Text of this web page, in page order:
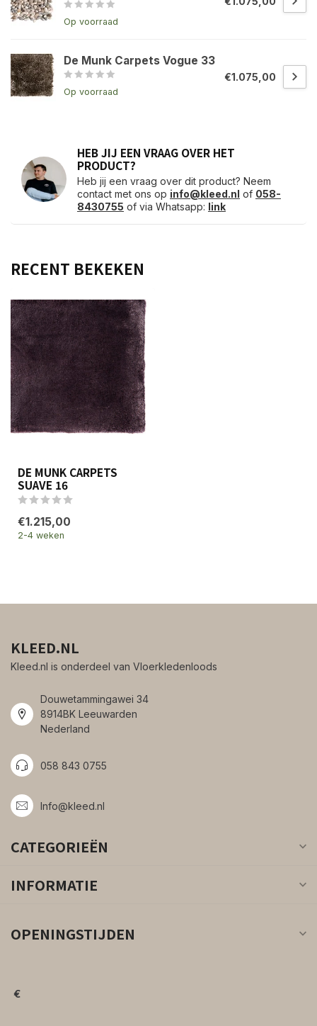
Op voorraad
De Munk Carpets Vogue 33
Op voorraad
€1.075,00
HEB JIJ EEN VRAAG OVER HET
PRODUCT?
Heb jij een vraag over dit product? Neem
contact met ons op info@kleed.nl of 058-
8430755 of via Whatsapp: link
RECENT BEKEKEN
DE MUNK CARPETS
SUAVE 16
€1.215,00
2-4 weken
KLEED.NL
Kleed.nl is onderdeel van Vloerkledenloods
Douwetammingawei 34
8914BK Leeuwarden
Nederland
058 843 0755
Info@kleed.nl
CATEGORIEËN
INFORMATIE
OPENINGSTIJDEN
€